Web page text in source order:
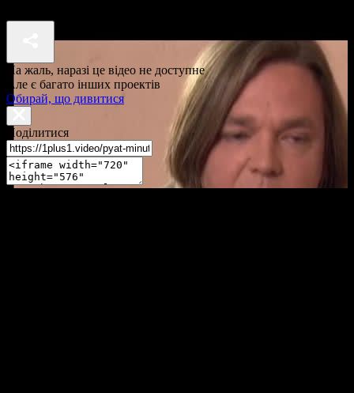
На жаль, наразі це відео не доступне
Але є багато інших проектів
Обирай, що дивитися
Поділитися